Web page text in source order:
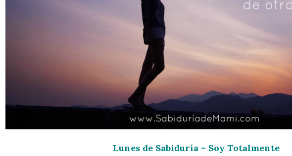
Lunes de Sabiduría – Soy Totalmente